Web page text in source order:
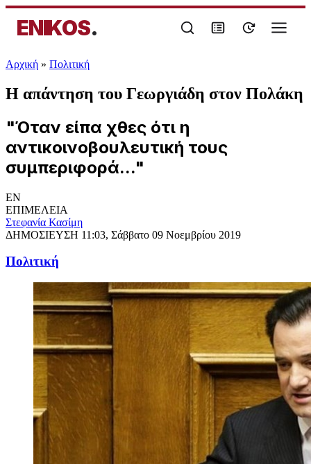
ENIKOS.
Αρχική » Πολιτική
Η απάντηση του Γεωργιάδη στον Πολάκη
"Όταν είπα χθες ότι η
αντικοινοβουλευτική τους
συμπεριφορά..."
EN
ΕΠΙΜΕΛΕΙΑ
Στεφανία Κασίμη
ΔΗΜΟΣΙΕΥΣΗ 11:03, Σάββατο 09 Νοεμβρίου 2019
Πολιτική